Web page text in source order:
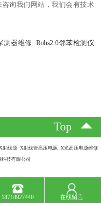
询我们网站，我们会有技术
测器维修 Rohs2.0邻苯检测仪
Top
线源 X射线管高压电源 X光高压电源维修
技有限公司
18718927440 在线留言